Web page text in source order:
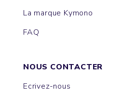
La marque Kymono
FAQ
NOUS CONTACTER
Ecrivez-nous